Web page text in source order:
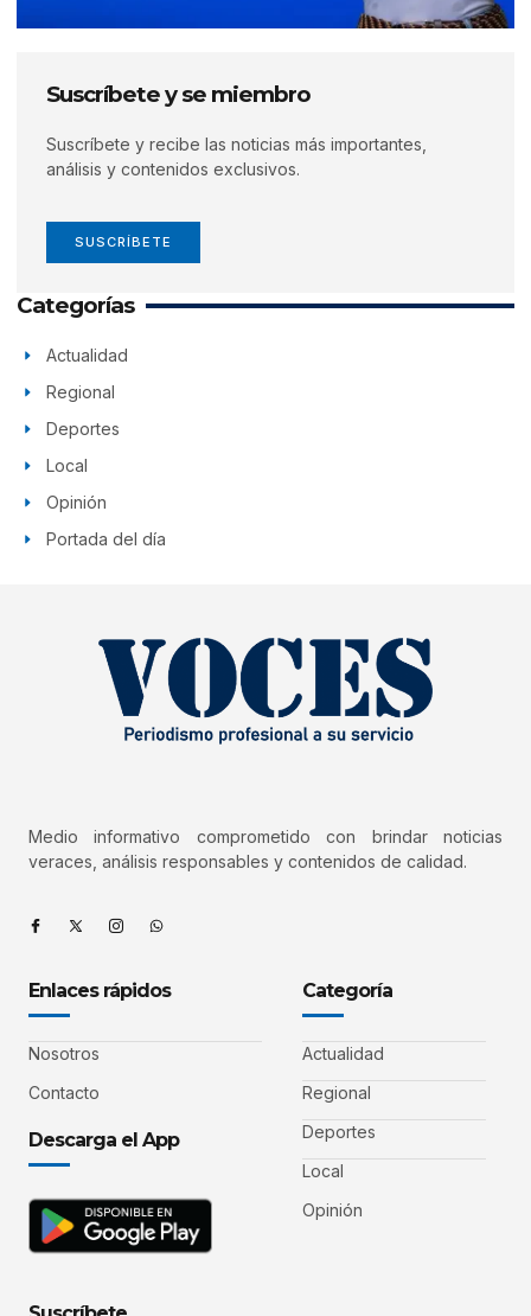
Suscríbete y se miembro
Suscríbete y recibe las noticias más importantes,
análisis y contenidos exclusivos.
SUSCRÍBETE
Categorías
Actualidad
Regional
Deportes
Local
Opinión
Portada del día
Medio informativo comprometido con brindar noticias
veraces, análisis responsables y contenidos de calidad.
Enlaces rápidos
Nosotros
Contacto
Descarga el App
Categoría
Actualidad
Regional
Deportes
Local
Opinión